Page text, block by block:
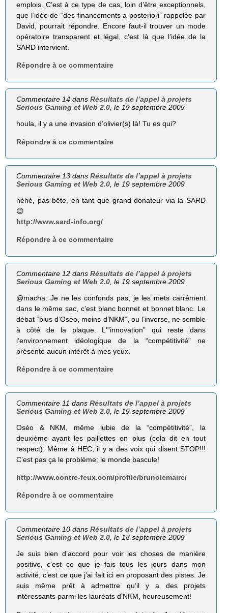
emplois. C’est à ce type de cas, loin d’être exceptionnels,
que l’idée de “des financements a posteriori” rappelée par
David, pourrait répondre. Encore faut-il trouver un mode
opératoire transparent et légal, c’est là que l’idée de la
SARD intervient.
Répondre à ce commentaire
Commentaire 14 dansRésultats de l’appel à projets
Serious Gaming et Web 2.0, le 19 septembre 2009
houla, il y a une invasion d’olivier(s) là! Tu es qui?
Répondre à ce commentaire
Commentaire 13 dansRésultats de l’appel à projets
Serious Gaming et Web 2.0 , le 19 septembre 2009
héhé, pas bête, en tant que grand donateur via la SARD
😉
http://www.sard-info.org/
Répondre à ce commentaire
Commentaire 12 dansRésultats de l’appel à projets
Serious Gaming et Web 2.0 , le 19 septembre 2009
@macha: Je ne les confonds pas, je les mets carrément
dans le même sac, c’est blanc bonnet et bonnet blanc. Le
débat “plus d’Oséo, moins d’NKM”, ou l’inverse, ne semble
à côté de la plaque. L'”innovation” qui reste dans
l’environnement idéologique de la “compétitivité” ne
présente aucun intérêt à mes yeux.
Répondre à ce commentaire
Commentaire 11 dansRésultats de l’appel à projets
Serious Gaming et Web 2.0 , le 19 septembre 2009
Oséo & NKM, même lubie de la “compétitivité”, la
deuxième ayant les paillettes en plus (cela dit en tout
respect). Même à HEC, il y a des voix qui disent STOP!!!
C’est pas ça le problème: le monde bascule!
http://www.contre-feux.com/profile/brunolemaire/
Répondre à ce commentaire
Commentaire 10 dansRésultats de l’appel à projets
Serious Gaming et Web 2.0, le 18 septembre 2009
Je suis bien d’accord pour voir les choses de manière
positive, c’est ce que je fais tous les jours dans mon
activité, c’est ce que j’ai fait ici en proposant des pistes. Je
suis même prêt à admettre qu’il y a des projets
intéressants parmi les lauréats d’NKM, heureusement!